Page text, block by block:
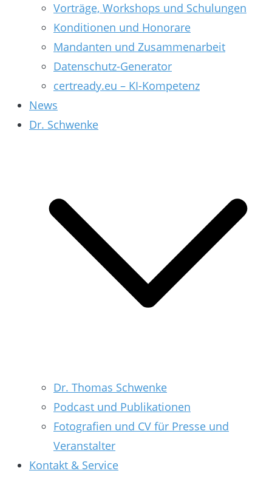
Vorträge, Workshops und Schulungen
Konditionen und Honorare
Mandanten und Zusammenarbeit
Datenschutz-Generator
certready.eu – KI-Kompetenz
News
Dr. Schwenke
Dr. Thomas Schwenke
Podcast und Publikationen
Fotografien und CV für Presse und
Veranstalter
Kontakt & Service